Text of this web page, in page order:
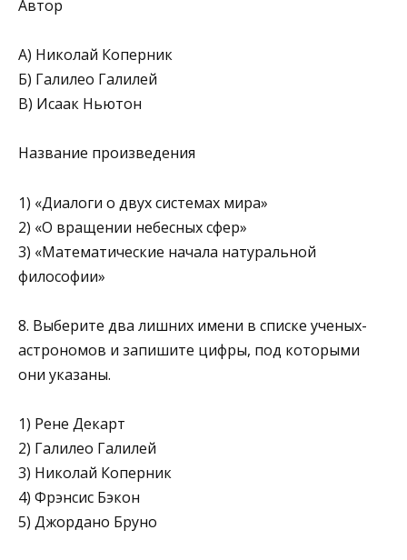
Автор
А) Николай Коперник
Б) Галилео Галилей
В) Исаак Ньютон
Название произведения
1) «Диалоги о двух системах мира»
2) «О вращении небесных сфер»
3) «Математические начала на­туральной
философии»
8. Выберите два лишних имени в списке ученых-
астрономов и запишите цифры, под которыми
они указаны.
1) Рене Декарт
2) Галилео Галилей
3) Николай Коперник
4) Фрэнсис Бэкон
5) Джордано Бруно